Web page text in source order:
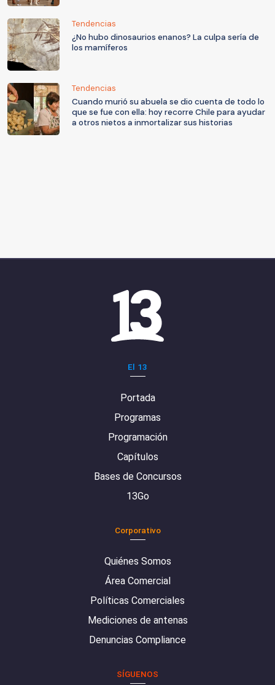
Tendencias
¿No hubo dinosaurios enanos? La culpa sería de
los mamíferos
Tendencias
Cuando murió su abuela se dio cuenta de todo lo
que se fue con ella: hoy recorre Chile para ayudar
a otros nietos a inmortalizar sus historias
El 13
Portada
Programas
Programación
Capítulos
Bases de Concursos
13Go
Corporativo
Quiénes Somos
Área Comercial
Políticas Comerciales
Mediciones de antenas
Denuncias Compliance
SÍGUENOS